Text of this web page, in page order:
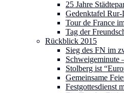
25 Jahre
Gedenktafel Rur-
Tour de France
Tag der
Rückblick 2015
Sieg des FN im
Schweigeminute
Stolberg ist
Gemeinsame
Festgottesdienst